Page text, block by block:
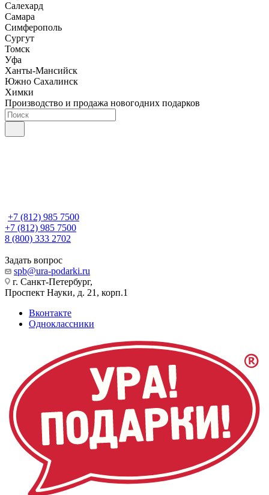
Салехард
Самара
Симферополь
Сургут
Томск
Уфа
Ханты-Мансийск
Южно Сахалинск
Химки
Производство и продажа новогодних подарков
+7 (812) 985 7500
+7 (812) 985 7500
8 (800) 333 2702
Задать вопрос
spb@ura-podarki.ru
г. Санкт-Петербург,
Проспект Науки, д. 21, корп.1
Вконтакте
Одноклассники